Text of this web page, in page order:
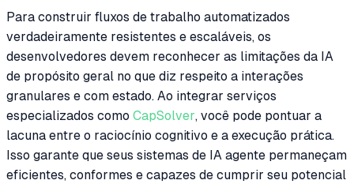
Para construir fluxos de trabalho automatizados
verdadeiramente resistentes e escaláveis, os
desenvolvedores devem reconhecer as limitações da IA
de propósito geral no que diz respeito a interações
granulares e com estado. Ao integrar serviços
especializados como CapSolver, você pode pontuar a
lacuna entre o raciocínio cognitivo e a execução prática.
Isso garante que seus sistemas de IA agente permaneçam
eficientes, conformes e capazes de cumprir seu potencial